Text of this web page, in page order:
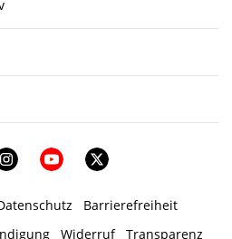
Barrierefreiheit
Widerruf Transparenz